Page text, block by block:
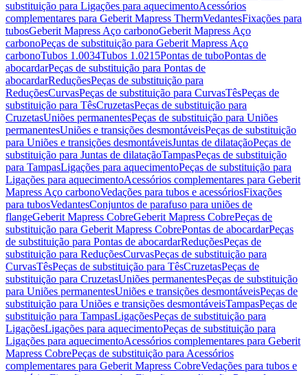
substituição para Ligações para aquecimentoAcessórios
complementares para Geberit Mapress ThermVedantesFixações para
tubosGeberit Mapress Aço carbonoGeberit Mapress Aço
carbonoPeças de substituição para Geberit Mapress Aço
carbonoTubos 1.0034Tubos 1.0215Pontas de tuboPontas de
abocardarPeças de substituição para Pontas de
abocardarReduçõesPeças de substituição para
ReduçõesCurvasPeças de substituição para CurvasTêsPeças de
substituição para TêsCruzetasPeças de substituição para
CruzetasUniões permanentesPeças de substituição para Uniões
permanentesUniões e transições desmontáveisPeças de substituição
para Uniões e transições desmontáveisJuntas de dilataçãoPeças de
substituição para Juntas de dilataçãoTampasPeças de substituição
para TampasLigações para aquecimentoPeças de substituição para
Ligações para aquecimentoAcessórios complementares para Geberit
Mapress Aço carbonoVedações para tubos e acessóriosFixações
para tubosVedantesConjuntos de parafuso para uniões de
flangeGeberit Mapress CobreGeberit Mapress CobrePeças de
substituição para Geberit Mapress CobrePontas de abocardarPeças
de substituição para Pontas de abocardarReduçõesPeças de
substituição para ReduçõesCurvasPeças de substituição para
CurvasTêsPeças de substituição para TêsCruzetasPeças de
substituição para CruzetasUniões permanentesPeças de substituição
para Uniões permanentesUniões e transições desmontáveisPeças de
substituição para Uniões e transições desmontáveisTampasPeças de
substituição para TampasLigaçõesPeças de substituição para
LigaçõesLigações para aquecimentoPeças de substituição para
Ligações para aquecimentoAcessórios complementares para Geberit
Mapress CobrePeças de substituição para Acessórios
complementares para Geberit Mapress CobreVedações para tubos e